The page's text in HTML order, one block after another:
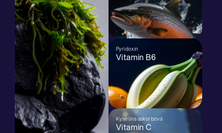
Pyridoxin
Vitamin B6
Kyselina askorbová
Vitamin C